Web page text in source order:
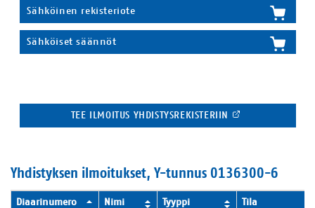
Sähköinen rekisteriote
Sähköiset säännöt
TEE ILMOITUS YHDISTYSREKISTERIIN
Yhdistyksen ilmoitukset, Y-tunnus 0136300-6
Diaarinumero Nimi Tyyppi Tila